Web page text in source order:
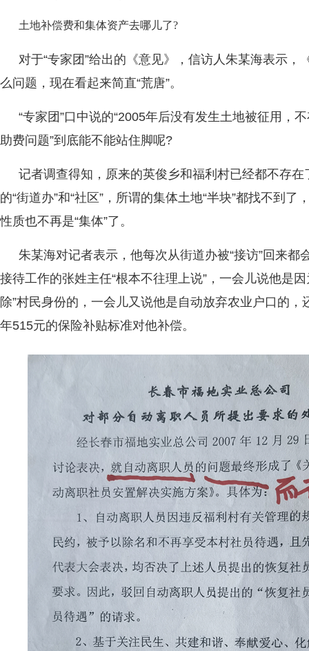
土地补偿费和集体资产去哪儿了?
对于“专家团”给出的《意见》，信访人朱某海表示，
么问题，现在看起来简直“荒唐”。
“专家团”口中说的“2005年后没有发生土地被征用，
助费问题”到底能不能站住脚呢?
记者调查得知，原来的英俊乡和福利村已经都不存
的“街道办”和“社区”，所谓的集体土地“半块”都找不到
性质也不再是“集体”了。
朱某海对记者表示，他每次从街道办被“接访”回来都
接待工作的张姓主任“根本不往理上说”，一会儿说他是
除”村民身份的，一会儿又说他是自动放弃农业户口的
年515元的保险补贴标准对他补偿。